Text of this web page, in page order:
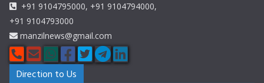
+91 9104795000, +91 9104794000,
+91 9104793000
manzilnews@gmail.com
Direction to Us